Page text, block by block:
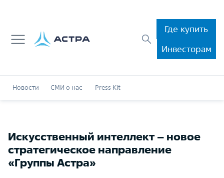
Где купить
Инвесторам
Новости СМИ о нас Press Kit
Искусственный интеллект – новое
стратегическое направление
«Группы Астра»